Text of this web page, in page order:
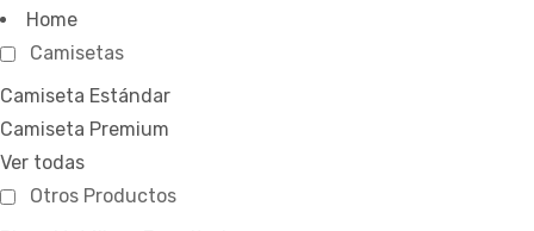
Home
Camisetas
Camiseta Estándar
Camiseta Premium
Ver todas
Otros Productos